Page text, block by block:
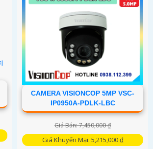
CAMERA VISIONCOP 5MP VSC-
IP0950A-PDLK-LBC
Giá Bán: 7,450,000 ₫
Giá Khuyến Mại: 5,215,000 ₫